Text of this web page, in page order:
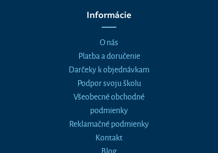
Informácie
O nás
Platba a doručenie
Darčeky k objednávkam
Podpor svoju školu
Všeobecné obchodné
podmienky
Reklamačné podmienky
Kontakt
Blog